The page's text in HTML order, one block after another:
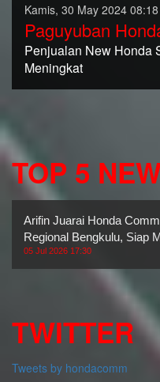
Kamis, 30 May 2024 08:18
Paguyuban
Penjualan New Honda
Meningkat
TOP 5
Arifin Juarai Honda
Regional Bengkulu, Siap
05 Jul 2026 17:30
TWITTER
Tweets by hondacomm